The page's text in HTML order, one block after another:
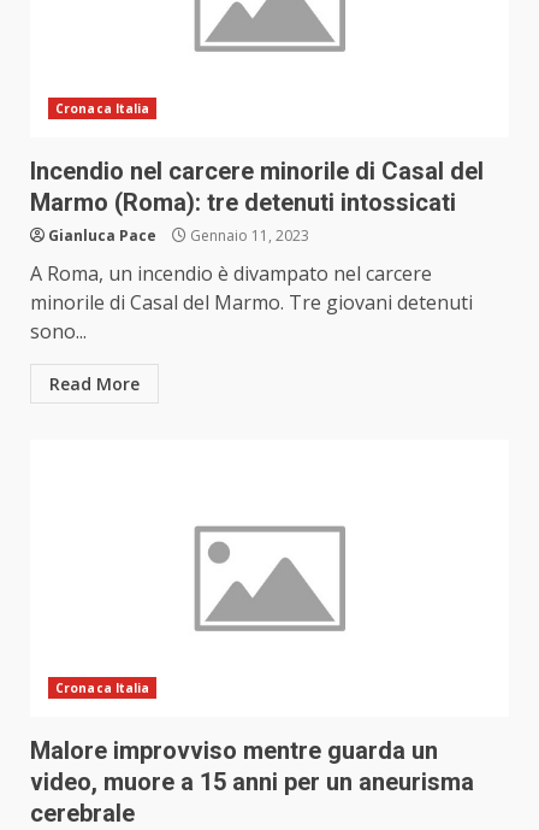
Cronaca Italia
Incendio nel carcere minorile di Casal del
Marmo (Roma): tre detenuti intossicati
Gianluca Pace Gennaio 11, 2023
A Roma, un incendio è divampato nel carcere
minorile di Casal del Marmo. Tre giovani detenuti
sono...
Read More
Cronaca Italia
Malore improvviso mentre guarda un
video, muore a 15 anni per un aneurisma
cerebrale